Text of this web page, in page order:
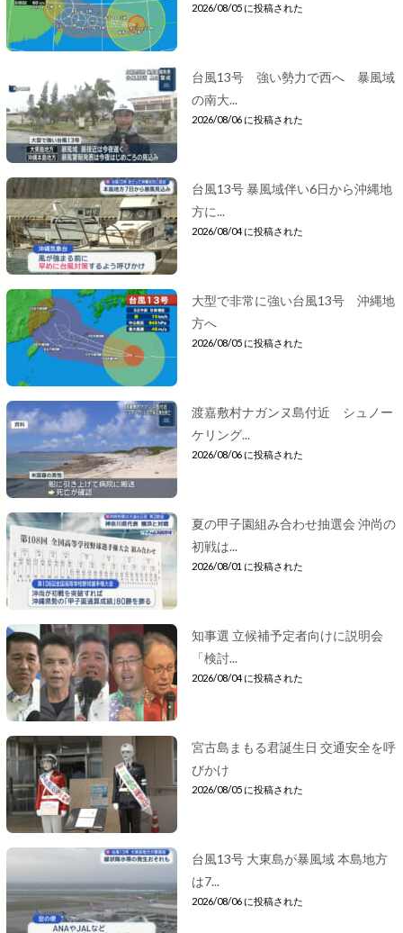
2026/08/05 に投稿された
台風13号 強い勢力で西へ 暴風域
の南大...
2026/08/06 に投稿された
台風13号 暴風域伴い6日から沖縄地
方に...
2026/08/04 に投稿された
大型で非常に強い台風13号 沖縄地
方へ
2026/08/05 に投稿された
渡嘉敷村ナガンヌ島付近 シュノー
ケリング...
2026/08/06 に投稿された
夏の甲子園組み合わせ抽選会 沖尚の
初戦は...
2026/08/01 に投稿された
知事選 立候補予定者向けに説明会
「検討...
2026/08/04 に投稿された
宮古島まもる君誕生日 交通安全を呼
びかけ
2026/08/05 に投稿された
台風13号 大東島が暴風域 本島地方
は7...
2026/08/06 に投稿された